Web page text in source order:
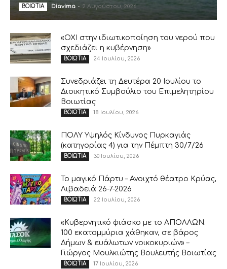
ΒΟΙΩΤΙΑ Diavima - 2 Αυγούστου, 2026
«ΟΧΙ στην ιδιωτικοποίηση του νερού που
σχεδιάζει η κυβέρνηση»
ΒΟΙΩΤΙΑ 24 Ιουλίου, 2026
Συνεδριάζει τη Δευτέρα 20 Ιουλίου το
Διοικητικό Συμβούλιο του Επιμελητηρίου
Βοιωτίας
ΒΟΙΩΤΙΑ 18 Ιουλίου, 2026
ΠΟΛΥ Υψηλός Κίνδυνος Πυρκαγιάς
(κατηγορίας 4) για την Πέμπτη 30/7/26
ΒΟΙΩΤΙΑ 30 Ιουλίου, 2026
Το μαγικό Πάρτυ – Ανοιχτό θέατρο Κρύας,
Λιβαδειά 26-7-2026
ΒΟΙΩΤΙΑ 22 Ιουλίου, 2026
«Κυβερνητικό φιάσκο με το ΑΠΟΛΛΩΝ.
100 εκατομμύρια χάθηκαν, σε βάρος
Δήμων & ευάλωτων νοικοκυριών» –
Γιώργος Μουλκιώτης Βουλευτής Βοιωτίας
ΒΟΙΩΤΙΑ 17 Ιουλίου, 2026